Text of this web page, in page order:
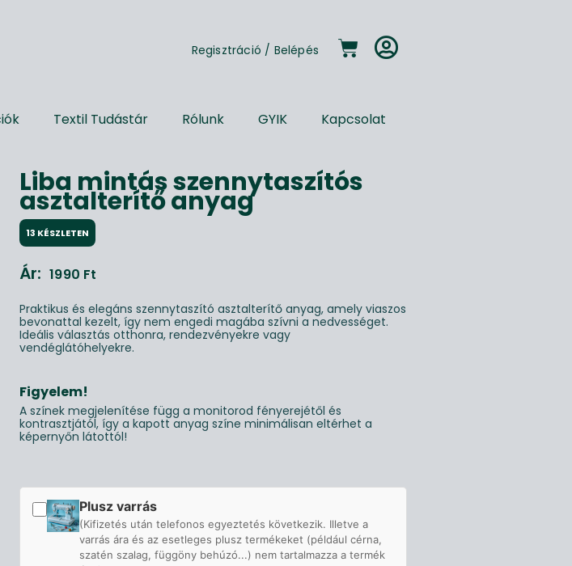
Regisztráció / Belépés
Textil Tudástár Rólunk GYIK Kapcsolat
Liba mintás szennytaszítós
asztalterítő anyag
13 KÉSZLETEN
Ár: 1990 Ft
Praktikus és elegáns szennytaszító asztalterítő anyag, amely viaszos
bevonattal kezelt, így nem engedi magába szívni a nedvességet.
Ideális választás otthonra, rendezvényekre vagy
vendéglátóhelyekre.
Figyelem!
A színek megjelenítése függ a monitorod fényerejétől és
kontrasztjától, így a kapott anyag színe minimálisan eltérhet a
képernyőn látottól!
Plusz varrás
(Kifizetés után telefonos egyeztetés következik. Illetve a
varrás ára és az esetleges plusz termékeket (például cérna,
szatén szalag, függöny behúzó...) nem tartalmazza a termék